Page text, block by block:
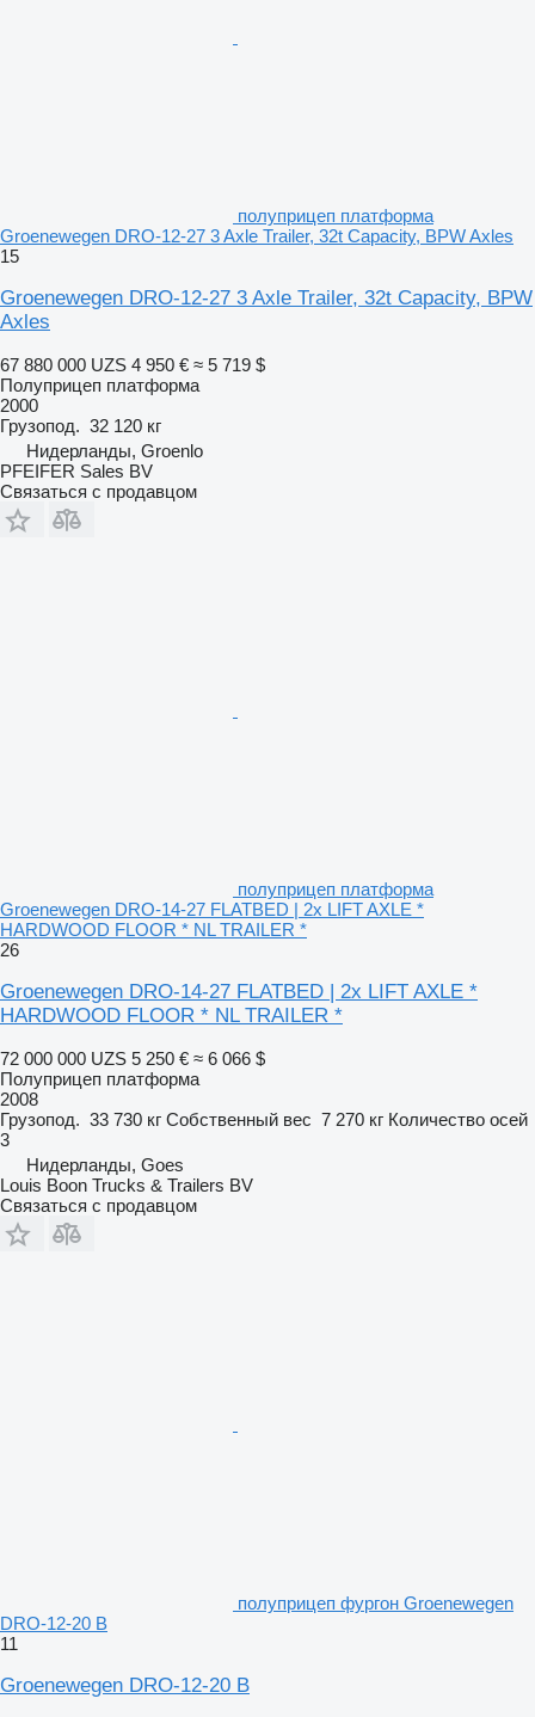
полуприцеп платформа
Groenewegen DRO-12-27 3 Axle Trailer, 32t Capacity, BPW Axles
15
Groenewegen DRO-12-27 3 Axle Trailer, 32t Capacity, BPW
Axles
67 880 000 UZS 4 950 € ≈ 5 719 $
Полуприцеп платформа
2000
Грузопод. 32 120 кг
Нидерланды, Groenlo
PFEIFER Sales BV
Связаться с продавцом
полуприцеп платформа
Groenewegen DRO-14-27 FLATBED | 2x LIFT AXLE *
HARDWOOD FLOOR * NL TRAILER *
26
Groenewegen DRO-14-27 FLATBED | 2x LIFT AXLE *
HARDWOOD FLOOR * NL TRAILER *
72 000 000 UZS 5 250 € ≈ 6 066 $
Полуприцеп платформа
2008
Грузопод. 33 730 кг Собственный вес 7 270 кг Количество осей
3
Нидерланды, Goes
Louis Boon Trucks & Trailers BV
Связаться с продавцом
полуприцеп фургон Groenewegen
DRO-12-20 B
11
Groenewegen DRO-12-20 B